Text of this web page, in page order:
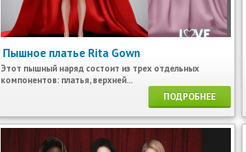
Пышное платье Rita Gown
Этот пышный наряд состоит из трех отдельных
компонентов: платья, верхней...
ПОДРОБНЕЕ